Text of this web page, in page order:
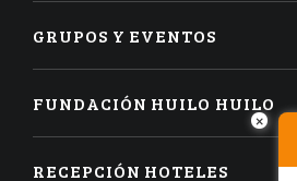
GRUPOS Y EVENTOS
FUNDACIÓN HUILO HUILO
RECEPCIÓN HOTELES
×